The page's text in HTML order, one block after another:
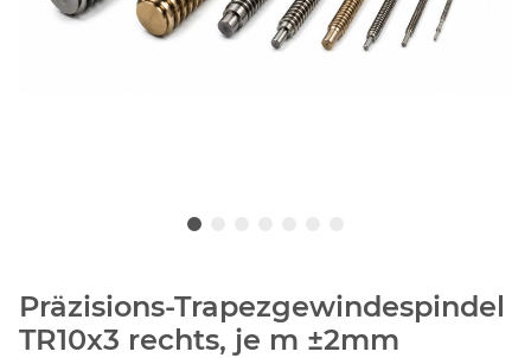
Präzisions-Trapezgewindespindel
TR10x3 rechts, je m ±2mm